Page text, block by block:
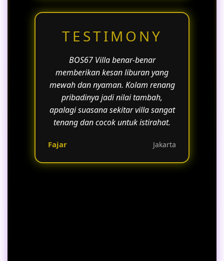
TESTIMONY
BOS67 Villa benar-benar
memberikan kesan liburan yang
mewah dan nyaman. Kolam renang
pribadinya jadi nilai tambah,
apalagi suasana sekitar villa sangat
tenang dan cocok untuk istirahat.
Fajar Jakarta